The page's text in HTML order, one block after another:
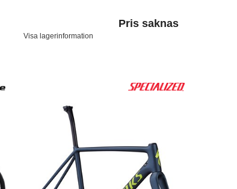
Pris saknas
Visa lagerinformation